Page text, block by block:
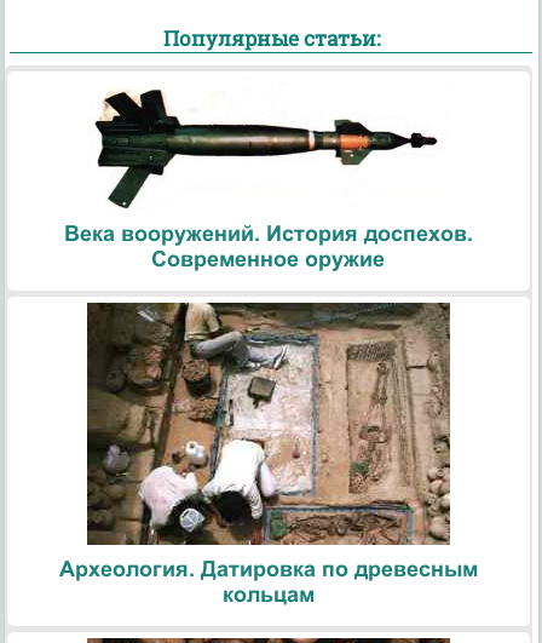
Популярные статьи:
Века вооружений. История доспехов.
Современное оружие
Археология. Датировка по древесным
кольцам